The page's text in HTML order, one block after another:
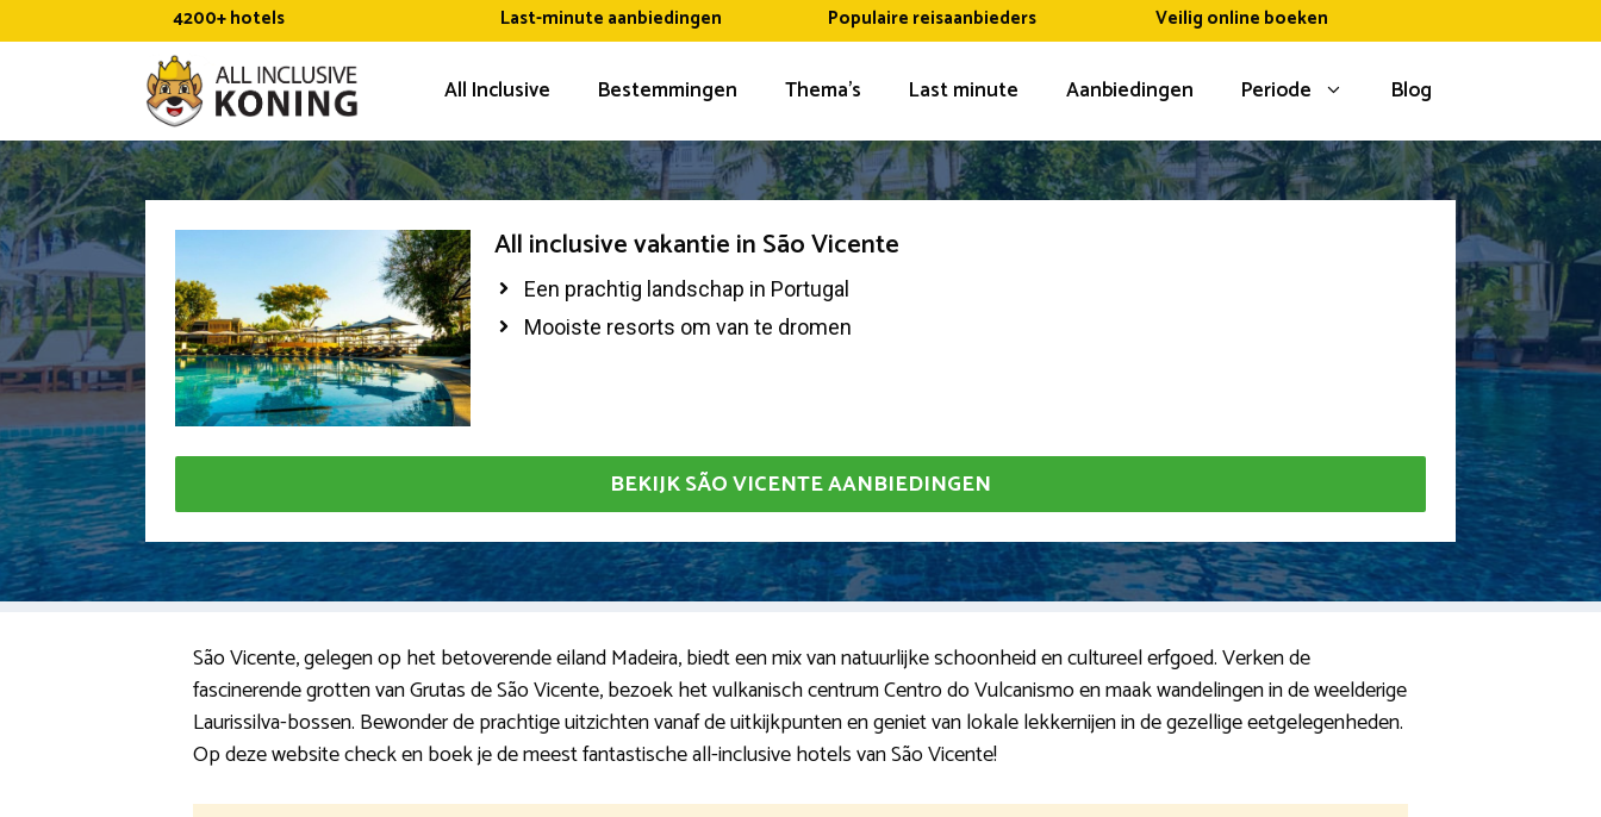
naar
4200+ hotels Last-minute aanbiedingen Populaire reisaanbieders Veilig online boeken
All Inclusive Bestemmingen Thema’s Last minute Aanbiedingen Periode Blog
All inclusive vakantie in São Vicente
Een prachtig landschap in Portugal
Mooiste resorts om van te dromen
BEKIJK SÃO VICENTE AANBIEDINGEN
São Vicente, gelegen op het betoverende eiland Madeira, biedt een mix van natuurlijke schoonheid en cultureel erfgoed. Verken de
fascinerende grotten van Grutas de São Vicente, bezoek het vulkanisch centrum Centro do Vulcanismo en maak wandelingen in de weelderige
Laurissilva-bossen. Bewonder de prachtige uitzichten vanaf de uitkijkpunten en geniet van lokale lekkernijen in de gezellige eetgelegenheden.
Op deze website check en boek je de meest fantastische all-inclusive hotels van São Vicente!